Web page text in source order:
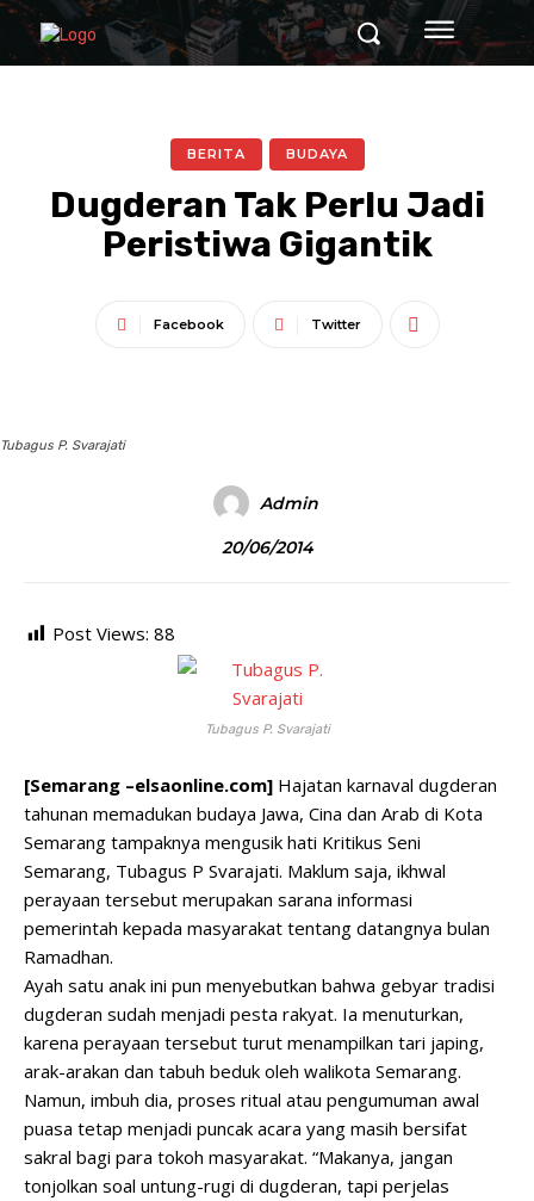
BERITA BUDAYA
Dugderan Tak Perlu Jadi
Peristiwa Gigantik
Facebook Twitter
Tubagus P. Svarajati
Admin
20/06/2014
Post Views: 88
Tubagus P. Svarajati
[Semarang –elsaonline.com] Hajatan karnaval dugderan
tahunan memadukan budaya Jawa, Cina dan Arab di Kota
Semarang tampaknya mengusik hati Kritikus Seni
Semarang, Tubagus P Svarajati. Maklum saja, ikhwal
perayaan tersebut merupakan sarana informasi
pemerintah kepada masyarakat tentang datangnya bulan
Ramadhan.
Ayah satu anak ini pun menyebutkan bahwa gebyar tradisi
dugderan sudah menjadi pesta rakyat. Ia menuturkan,
karena perayaan tersebut turut menampilkan tari japing,
arak-arakan dan tabuh beduk oleh walikota Semarang.
Namun, imbuh dia, proses ritual atau pengumuman awal
puasa tetap menjadi puncak acara yang masih bersifat
sakral bagi para tokoh masyarakat. “Makanya, jangan
tonjolkan soal untung-rugi di dugderan, tapi perjelas